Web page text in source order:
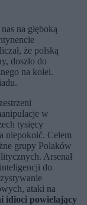
na głęboką
że polską
doszło do
na kolei.
w
tysięcy
niepokoić. Celem
grupy Polaków
Arsenał
do
ataki na
idioci powielający